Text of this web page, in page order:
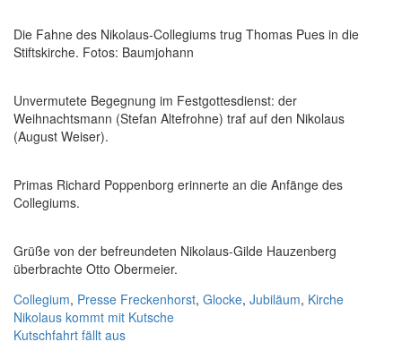
Die Fahne des Nikolaus-Collegiums trug Thomas Pues in die
Stiftskirche. Fotos: Baumjohann
Unvermutete Begegnung im Festgottesdienst: der
Weihnachtsmann (Stefan Altefrohne) traf auf den Nikolaus
(August Weiser).
Primas Richard Poppenborg erinnerte an die Anfänge des
Collegiums.
Grüße von der befreundeten Nikolaus-Gilde Hauzenberg
überbrachte Otto Obermeier.
Collegium, Presse Freckenhorst, Glocke, Jubiläum, Kirche
Beitragsnavigation
Nikolaus kommt mit Kutsche
Kutschfahrt fällt aus